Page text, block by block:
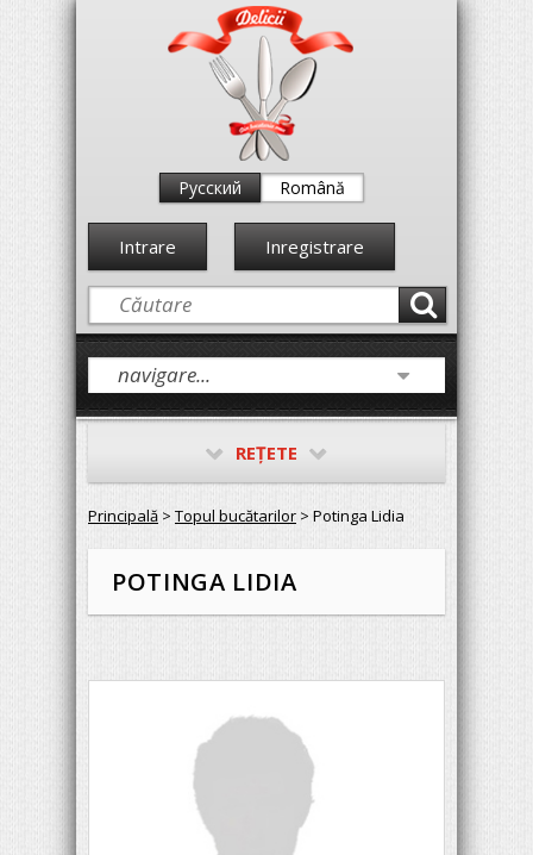
Русский Română
Intrare Inregistrare
REŢETE
Principală > Topul bucătarilor > Potinga Lidia
POTINGA LIDIA